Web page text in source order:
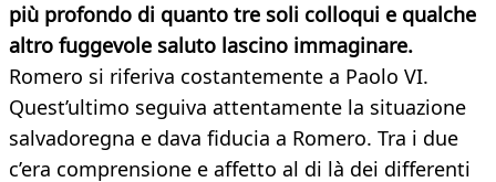
più profondo di quanto tre soli colloqui e qualche
altro fuggevole saluto lascino immaginare.
Romero si riferiva costantemente a Paolo VI.
Quest’ultimo seguiva attentamente la situazione
salvadoregna e dava fiducia a Romero. Tra i due
c’era comprensione e affetto al di là dei differenti